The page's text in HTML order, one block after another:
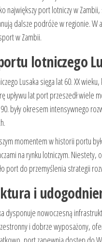
największy port lotniczy w
dalsze podróże w regionie.
w Zambii.
lotniczego
Lusaka sięga lat 60. XX
upływu lat port przeszedł
były okresem intensywnego
momentem w historii portu
na rynku lotniczym. Niestety,
port do przemyślenia strategii
i
dysponuje nowoczesną
i dobrze wyposażony,